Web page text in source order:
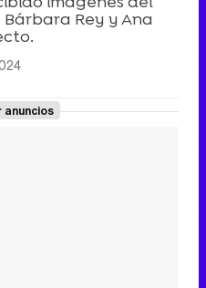
Rey y Ana
anuncios